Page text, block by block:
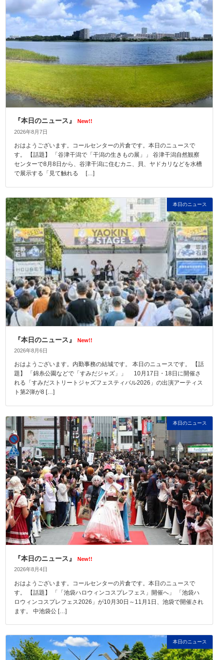
『本日のニュース』
New!!
2026年8月7日
おはようございます。コールセンターの片倉です。本日のニュースで
す。 【話題】 「谷津干潟で「干潟の生きもの展」」 谷津干潟自然観察
センターで8月8日から、谷津干潟に住むカニ、貝、ヤドカリなどを水槽
で展示する「見て触れる […]
本日のニュース
『本日のニュース』
New!!
2026年8月6日
おはようございます。内勤事務の結城です。 本日のニュースです。 【話
題】 「錦糸公園などで「すみだジャズ」」 10月17日・18日に開催さ
れる「すみだストリートジャズフェスティバル2026」の出演アーティス
ト第2弾が8 […]
本日のニュース
『本日のニュース』
New!!
2026年8月4日
おはようございます。コールセンターの片倉です。本日のニュースで
す。 【話題】 「「池袋ハロウィンコスプレフェス」開催へ」 「池袋ハ
ロウィンコスプレフェス2026」が10月30日～11月1日、池袋で開催され
ます。 中池袋公 […]
本日のニュース